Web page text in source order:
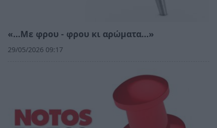
«…Με φρου - φρου κι αρώματα…»
29/05/2026 09:17